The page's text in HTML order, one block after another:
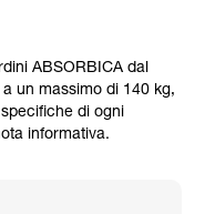
tecnica per poter
richiede una
specifico.
ABSORBICA dal
un massimo di 140 kg,
di ogni
informativa.